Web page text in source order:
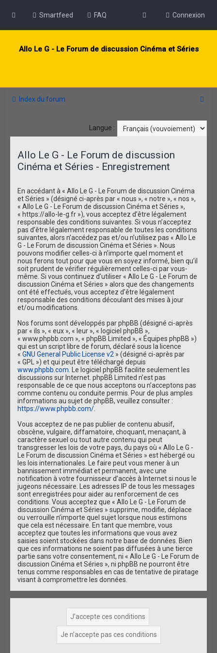
Smartfeed FAQ Connexion
Allo Le G - Le Forum de discussion Cinéma et Séries
Index du forum
Langue :
Allo Le G - Le Forum de discussion
Cinéma et Séries - Enregistrement
En accédant à « Allo Le G - Le Forum de discussion Cinéma
et Séries » (désigné ci-après par « nous », « notre », « nos »,
« Allo Le G - Le Forum de discussion Cinéma et Séries »,
« https://allo-le-g.fr »), vous acceptez d’être légalement
responsable des conditions suivantes. Si vous n’acceptez
pas d’être légalement responsable de toutes les conditions
suivantes, alors n’accédez pas et/ou n’utilisez pas « Allo Le
G - Le Forum de discussion Cinéma et Séries ». Nous
pouvons modifier celles-ci à n’importe quel moment et
nous ferons tout pour que vous en soyez informé, bien qu’il
soit prudent de vérifier régulièrement celles-ci par vous-
même. Si vous continuez d’utiliser « Allo Le G - Le Forum de
discussion Cinéma et Séries » alors que des changements
ont été effectués, vous acceptez d’être légalement
responsable des conditions découlant des mises à jour
et/ou modifications.
Nos forums sont développés par phpBB (désigné ci-après
par « ils », « eux », « leur », « logiciel phpBB »,
« www.phpbb.com », « phpBB Limited », « Équipes phpBB »)
qui est un script libre de forum, déclaré sous la licence
«GNU General Public License v2 » (désigné ci-après par
« GPL ») et qui peut être téléchargé depuis
www.phpbb.com . Le logiciel phpBB facilite seulement les
discussions sur Internet. phpBB Limited n’est pas
responsable de ce que nous acceptons ou n’acceptons pas
comme contenu ou conduite permis. Pour de plus amples
informations au sujet de phpBB, veuillez consulter :
https://www.phpbb.com/
Vous acceptez de ne pas publier de contenu abusif,
obscène, vulgaire, diffamatoire, choquant, menaçant, à
caractère sexuel ou tout autre contenu qui peut
transgresser les lois de votre pays, du pays où « Allo Le G -
Le Forum de discussion Cinéma et Séries » est hébergé ou
les lois internationales. Le faire peut vous mener à un
bannissement immédiat et permanent, avec une
notification à votre fournisseur d’accès à Internet si nous le
jugeons nécessaire. Les adresses IP de tous les messages
sont enregistrées pour aider au renforcement de ces
conditions. Vous acceptez que « Allo Le G - Le Forum de
discussion Cinéma et Séries » supprime, modifie, déplace
ou verrouille n’importe quel sujet lorsque nous estimons
que cela est nécessaire. En tant que membre, vous
acceptez que toutes les informations que vous avez
saisies soient stockées dans notre base de données. Bien
que ces informations ne soient pas diffusées à une tierce
partie sans votre consentement, ni « Allo Le G - Le Forum de
discussion Cinéma et Séries », ni phpBB ne pourront être
tenus comme responsables en cas de tentative de piratage
visant à compromettre les données.